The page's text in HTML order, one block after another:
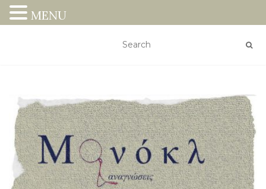
MENU